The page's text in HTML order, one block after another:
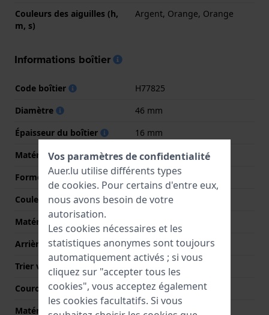
Couleurs des aiguilles (h,
m, s)
Argent, Orange, Orange
Informations boîtier
Code boîtier
H77825
Diamètre
46 mm
Épaisseur du boîtier
16 mm
Matériel du boîtier
Acier inoxydable
Forme du boîtier
Rond
Couleur du boîtier
Argent
Matériau du boîtier arrière
Arrière de Boitier
Fond de boîtier vissé
Trier verre
Saphire
Couronne
Courrone à vis
Matérielle lunette
Acier inoxydable
Vos paramètres de confidentialité
Auer.lu utilise différents types
de cookies. Pour certains d'entre eux,
nous avons besoin de votre
autorisation.
Les cookies nécessaires et les
statistiques anonymes sont toujours
automatiquement activés ; si vous
cliquez sur "accepter tous les
cookies", vous acceptez également
les cookies facultatifs. Si vous